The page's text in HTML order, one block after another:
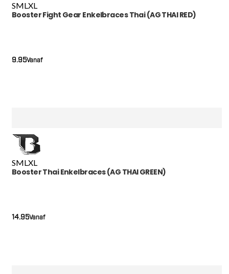
SMLXL
Booster Fight Gear Enkelbraces Thai (AG THAI RED)
Vanaf
9.95
SMLXL
Booster Thai Enkelbraces (AG THAI GREEN)
Vanaf
14.95